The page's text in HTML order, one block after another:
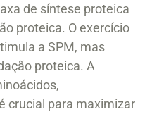
de síntese proteica
proteica. O exercício
a SPM, mas
proteica. A
crucial para maximizar